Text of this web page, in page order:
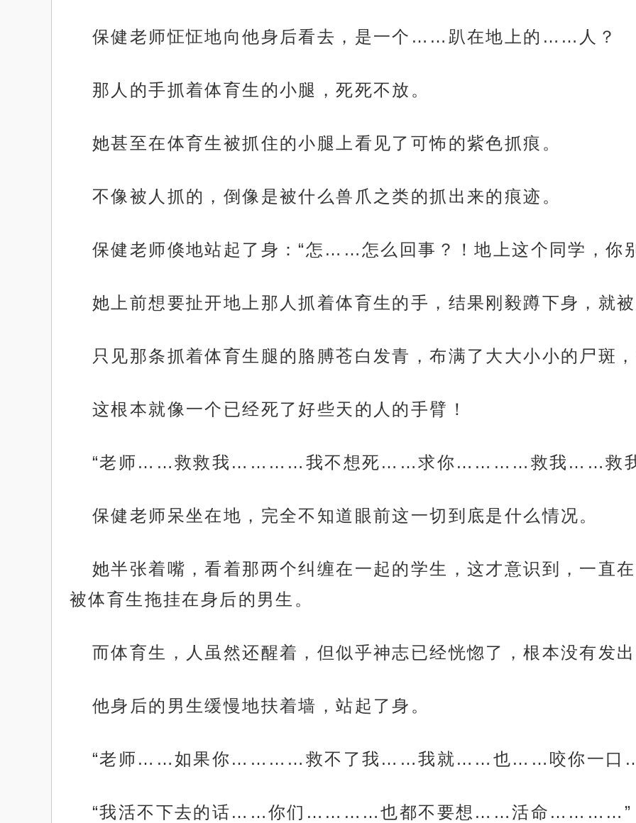
保健老师怔怔地向他身后看去，是一个……趴在地上的……人？
那人的手抓着体育生的小腿，死死不放。
她甚至在体育生被抓住的小腿上看见了可怖的紫色抓痕。
不像被人抓的，倒像是被什么兽爪之类的抓出来的痕迹。
保健老师倏地站起了身：“怎……怎么回事？！地上这个同学，
她上前想要扯开地上那人抓着体育生的手，结果刚毅蹲下身，就被
只见那条抓着体育生腿的胳膊苍白发青，布满了大大小小的尸斑，
这根本就像一个已经死了好些天的人的手臂！
“老师……救救我…………我不想死……求你…………救我……
保健老师呆坐在地，完全不知道眼前这一切到底是什么情况。
她半张着嘴，看着那两个纠缠在一起的学生，这才意识到，一直
被体育生拖挂在身后的男生。
而体育生，人虽然还醒着，但似乎神志已经恍惚了，根本没有发出
他身后的男生缓慢地扶着墙，站起了身。
“老师……如果你…………救不了我……我就……也……咬你一
“我活不下去的话……你们…………也都不要想……活命…………”